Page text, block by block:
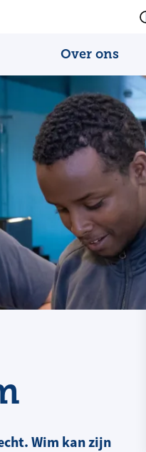
Over ons
Wim kan zijn